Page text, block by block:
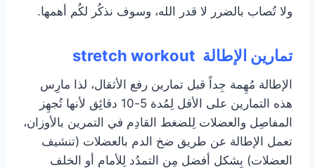
ولا تُصاب بالضرر لا قدر الله، وسوف نذكُر لكُم أهمها.
تمارين الإطالة stretch workout
الإطالة مُهِمة جِداً قبل تمارين رفع الأثقال، لذا مارِس
هذه التمارين على الأقل لِمُدة 5-10 دقائِق لأنها تُجهِز
المفاصِل والعضلات لِلضغط القادِم في التمرين بالأوزان،
تعمل الإطالة عن طريق ضخ الدم بالعضلات (تنشيف
العضلات) بِشكل أفضل مِن التمدُد لِلأمام أو الخلف